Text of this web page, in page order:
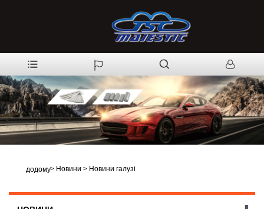
додому> Новини > Новини галузі